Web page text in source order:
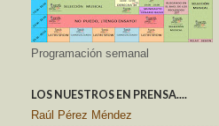
Programación semanal
LOS NUESTROS EN PRENSA....
Raúl Pérez Méndez